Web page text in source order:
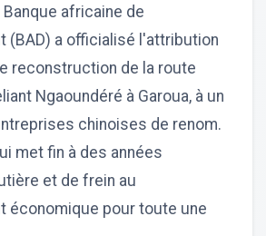
africaine de
(BAD) a officialisé l'attribution
reconstruction de la route
Ngaoundéré à Garoua, à un
chinoises de renom.
met fin à des années
et de frein au
économique pour toute une